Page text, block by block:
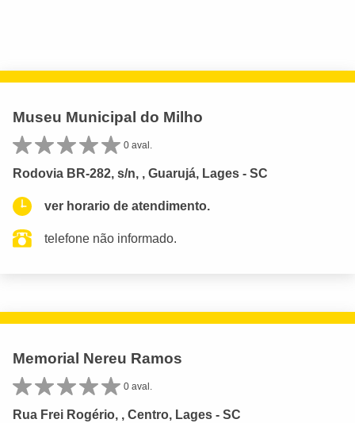
Museu Municipal do Milho
0 aval.
Rodovia BR-282, s/n, , Guarujá, Lages - SC
ver horario de atendimento.
telefone não informado.
Memorial Nereu Ramos
0 aval.
Rua Frei Rogério, , Centro, Lages - SC